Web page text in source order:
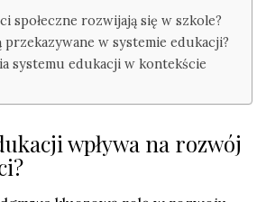
społeczne rozwijają się w szkole?
przekazywane w systemie edukacji?
systemu edukacji w kontekście
wpływa na rozwój